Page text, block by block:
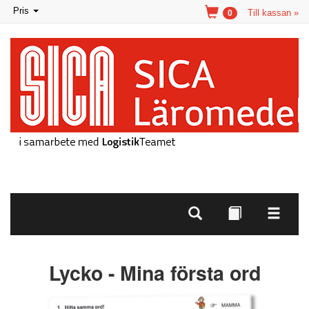
Toggle
navigation
Pris Till kassan »
0
Lycko - Mina första ord